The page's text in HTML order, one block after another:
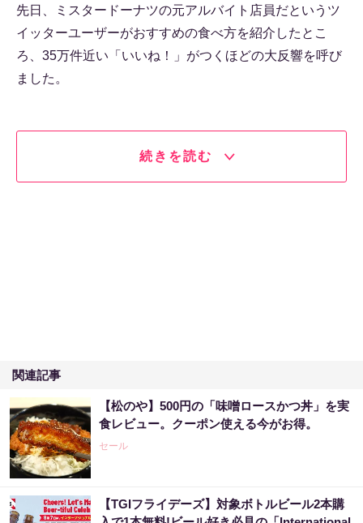
先日、ミスタードーナツの元アルバイト店員だというツ
イッターユーザーがおすすめの食べ方を紹介したとこ
ろ、35万件近い「いいね！」がつくほどの大反響を呼び
ました。
続きを読む
関連記事
【松のや】500円の「味噌ロースかつ丼」を実
食レビュー。クーポン使える今がお得。
セール
【TGIフライデーズ】対象ボトルビール2本購